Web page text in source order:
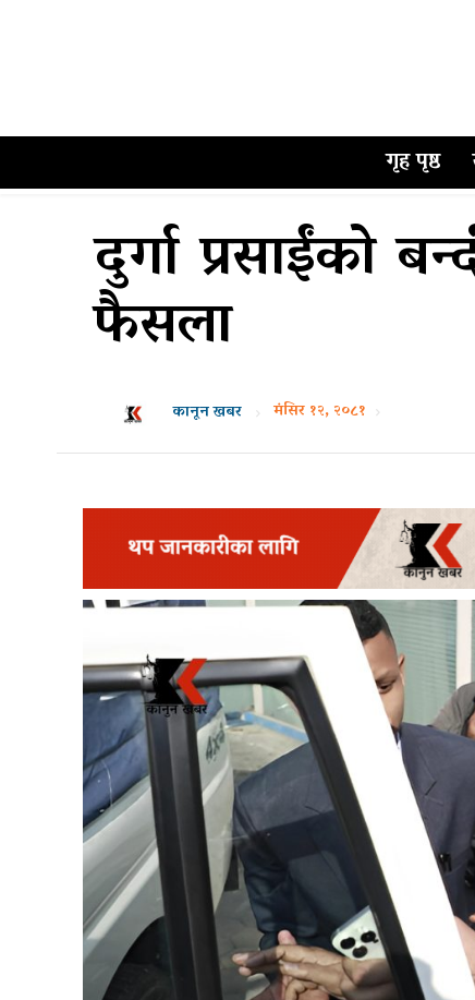
गृह पृष्ठ
दुर्गा प्रसाईंको
फैसला
कानून खबर मंसिर १२, २०८१